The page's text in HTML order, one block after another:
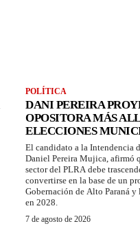
POLÍTICA
DANI PEREIRA
OPOSITORA MÁS
ELECCIONES
El candidato a la Intendencia
Daniel Pereira Mujica, afirmó
sector del PLRA debe
convertirse en la base de un
Gobernación de Alto Paraná
en 2028.
7 de agosto de 2026